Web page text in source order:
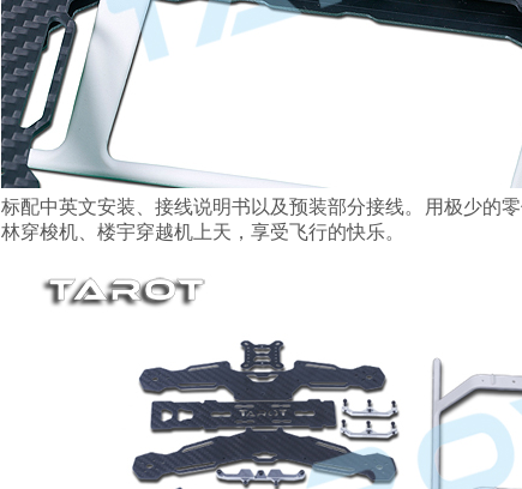
标配中英文安装、接线说明书以及预装部分接线。用极少的
林穿梭机、楼宇穿越机上天，享受飞行的快乐。